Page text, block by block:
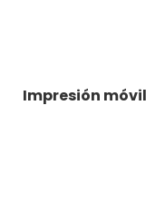
Impresión móvil